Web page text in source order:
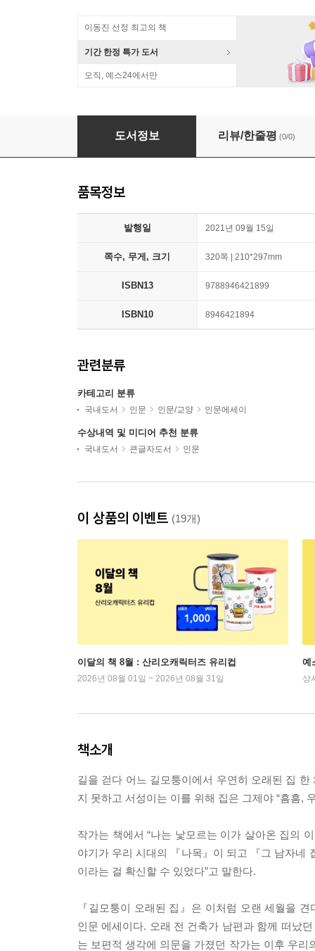
이동진 선정 최고의 책
기간 한정 특가 도서
오직, 예스24에서만
길모퉁이 오래된 집 (큰글씨책)
도서정보 리뷰/한줄평 (0/0)
품목정보
발행일 2021년 09월 15일
쪽수, 무게, 크기 320쪽 | 210*297mm
ISBN13 9788946421899
ISBN10 8946421894
관련분류
카테고리 분류
국내도서 인문 인문/교양 인문에세이
수상내역 및 미디어 추천 분류
국내도서 큰글자도서 인문
이 상품의 이벤트 (19개)
이달의 책 8월 : 산리오캐릭터즈 유리컵
2026년 08월 01일 ~ 2026년 08월 31일
예
상
책소개
길을 걷다 어느 길모퉁이에서 우연히 오래된 집
지 못하고 서성이는 이를 위해 집은 그제야 “흠흠,
작가는 책에서 “나는 낯모르는 이가 살아온 집의
야기가 우리 시대의 『나목』이 되고 『그 남자네
이라는 걸 확신할 수 있었다”고 말한다.
『길모퉁이 오래된 집』은 이처럼 오랜 세월을
인문 에세이다. 오래 전 건축가 남편과 함께 떠났
는 보편적 생각에 의문을 가졌던 작가는 이후 우